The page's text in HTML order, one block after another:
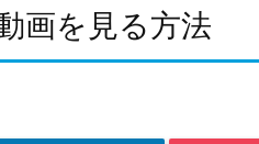
画を見る方法